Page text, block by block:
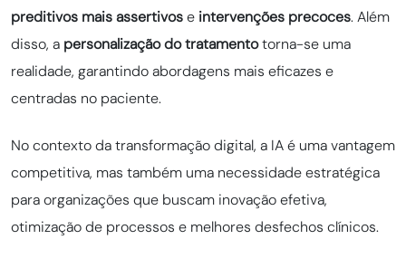
preditivos mais assertivose intervenções precoces. Além
disso, a personalização do tratamentotorna-se uma
realidade, garantindo abordagens mais eficazes e
centradas no paciente.
No contexto da transformação digital, a IA é uma vantagem
competitiva, mas também uma necessidade estratégica
para organizações que buscam inovação efetiva,
otimização de processos e melhores desfechos clínicos.